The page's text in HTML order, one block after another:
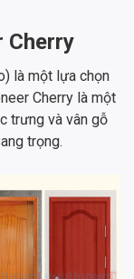
Cherry
là một lựa chọn
Cherry là một
trưng và vân gỗ
trọng.